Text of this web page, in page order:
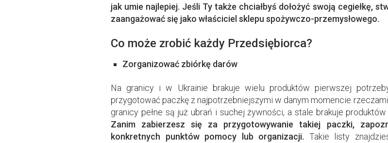
jak umie najlepiej. Jeśli Ty także chciałbyś dołożyć swoją cegiełkę,
zaangażować się jako właściciel sklepu spożywczo-przemysłowego.
Co może zrobić każdy Przedsiębiorca?
Zorganizować zbiórkę darów
Na granicy i w Ukrainie brakuje wielu produktów pierwszej
przygotować paczkę z najpotrzebniejszymi w danym momencie
granicy pełne są już ubrań i suchej żywności, a stale brakuje
Zanim zabierzesz się za przygotowywanie takiej paczki,
konkretnych punktów pomocy lub organizacji. Takie listy